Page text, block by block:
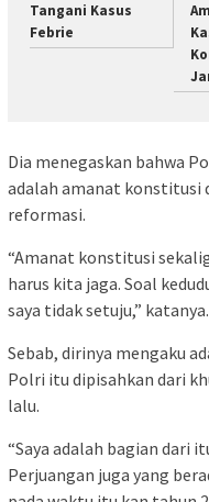
Tangani Kasus
Febrie
Dia menegaskan bahwa
adalah amanat konstitusi
reformasi.
“Amanat konstitusi
harus kita jaga. Soal
saya tidak setuju,” katanya.
Sebab, dirinya mengaku
Polri itu dipisahkan dari
lalu.
“Saya adalah bagian dari
Perjuangan juga yang